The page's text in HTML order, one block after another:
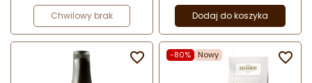
Chwilowy brak Dodaj do koszyka
 -80% Nowy 